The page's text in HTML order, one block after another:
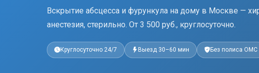
Вскрытие абсцесса и фурункула на дому в Москве —
анестезия, стерильно. От 3 500 руб., круглосуточно.
Круглосуточно 24/7 Выезд 30–60 мин Без полиса ОМС